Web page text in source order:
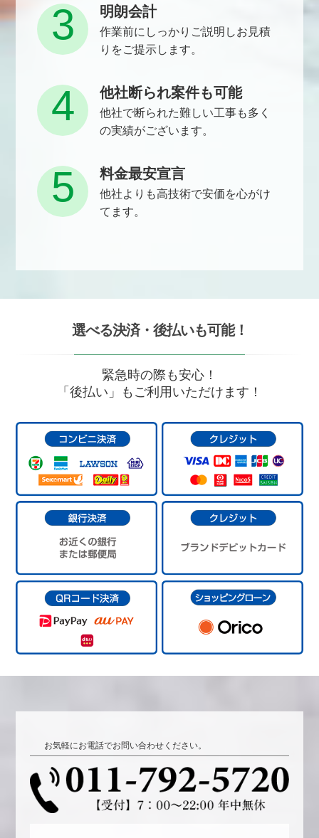
明朗会計
作業前にしっかりご説明しお見積
りをご提示します。
3
他社断られ案件も可能
他社で断られた難しい工事も多く
の実績がございます。
4
料金最安宣言
他社よりも高技術で安価を心がけ
てます。
5
選べる決済・後払いも可能！
緊急時の際も安心！
「後払い」もご利用いただけます！
お気軽にお電話でお問い合わせください。